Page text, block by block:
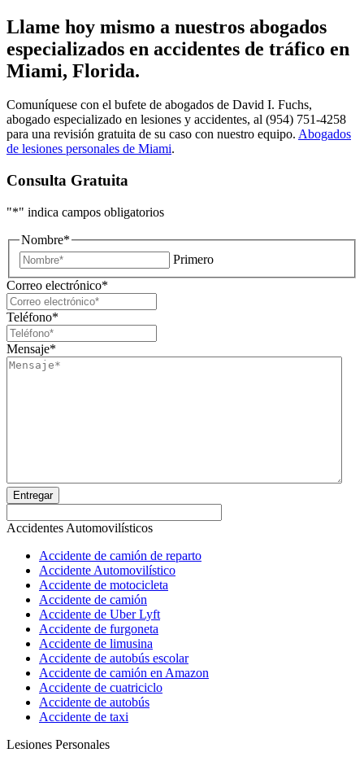
Llame hoy mismo a nuestros abogados
especializados en accidentes de tráfico en
Miami, Florida.
Comuníquese con el bufete de abogados de David I. Fuchs,
abogado especializado en lesiones y accidentes, al (954) 751-4258
para una revisión gratuita de su caso con nuestro equipo. Abogados
de lesiones personales de Miami.
Consulta Gratuita
"*" indica campos obligatorios
Nombre*
Primero
Correo electrónico*
Teléfono*
Mensaje*
Entregar
Accidentes Automovilísticos
Accidente de camión de reparto
Accidente Automovilístico
Accidente de motocicleta
Accidente de camión
Accidente de Uber Lyft
Accidente de furgoneta
Accidente de limusina
Accidente de autobús escolar
Accidente de camión en Amazon
Accidente de cuatriciclo
Accidente de autobús
Accidente de taxi
Lesiones Personales